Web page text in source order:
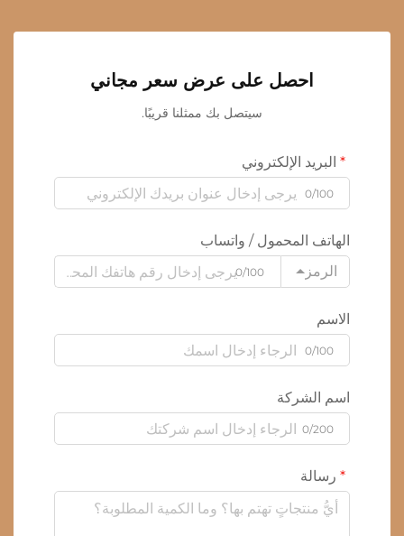
احصل على عرض سعر مجاني
سيتصل بك ممثلنا قريبًا.
البريد الإلكتروني
0/100
الهاتف المحمول / واتساب
الرمز
0/100
الاسم
0/100
اسم الشركة
0/200
رسالة